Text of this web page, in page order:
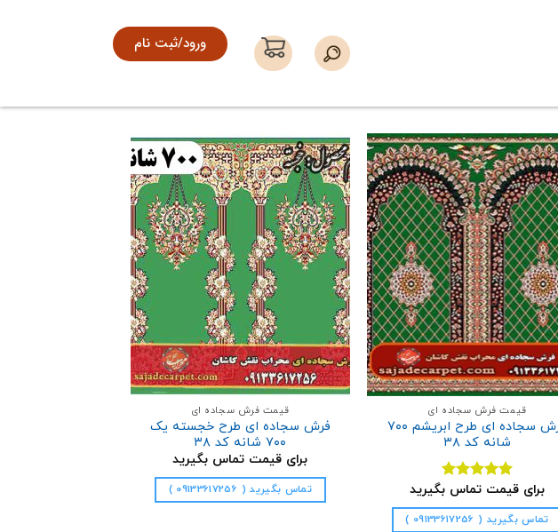
ورود/ثبت نام
افزودن
به
علاقه
مندی
ها
قیمت فرش سجاده ای
فرش سجاده ای طرح ابریشم ۷۰۰
شانه کد ۳۸
نمره5.00
از 5
برای قیمت تماس بگیرید
تماس بگیرید ( 09133617256 )
افزودن
به
علاقه
مندی
ها
قیمت فرش سجاده ای
فرش سجاده ای طرح خجسته یک
۷۰۰ شانه کد ۳۸
برای قیمت تماس بگیرید
تماس بگیرید ( 09133617256 )